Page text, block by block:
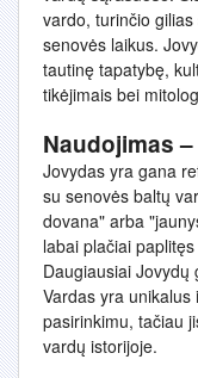
vardo, turinčio
senovės laikus.
tautinę tapatybę,
tikėjimais bei
Naudojimas
Jovydas yra gana
su senovės baltų
dovana" arba
labai plačiai
Daugiausiai Jovydų
Vardas yra
pasirinkimu, tačiau
vardų istorijoje.